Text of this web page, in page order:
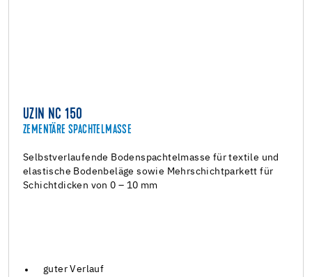
UZIN NC 150
ZEMENTÄRE SPACHTELMASSE
Selbstverlaufende Bodenspachtelmasse für textile und
elastische Bodenbeläge sowie Mehrschichtparkett für
Schichtdicken von 0 – 10 mm
guter Verlauf